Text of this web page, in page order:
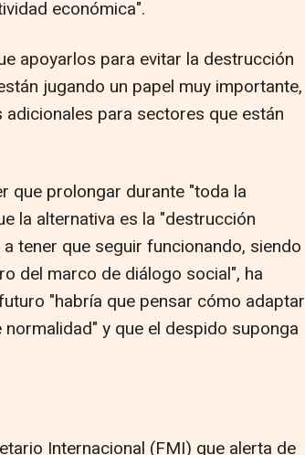
económica".
apoyarlos para evitar la destrucción
jugando un papel muy importante,
para sectores que están
que prolongar durante "toda la
la alternativa es la "destrucción
tener que seguir funcionando, siendo
del marco de diálogo social", ha
"habría que pensar cómo adaptar
y que el despido suponga
Internacional (FMI) que alerta de